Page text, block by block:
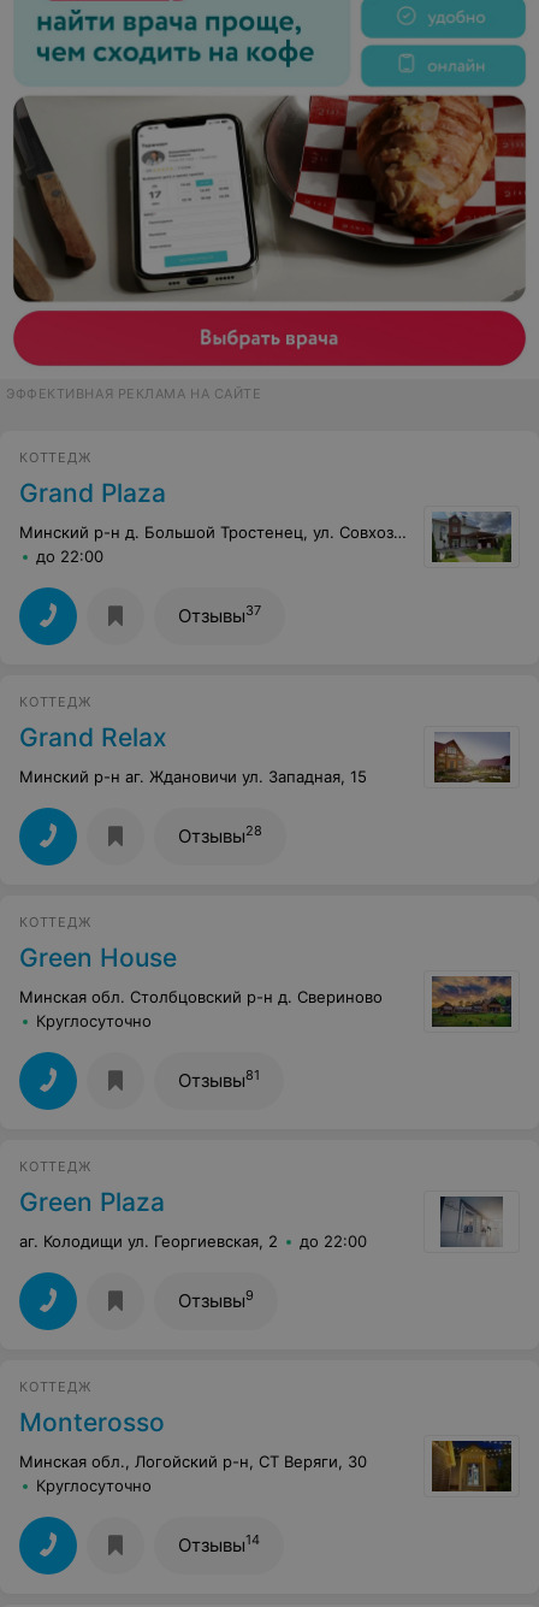
ЭФФЕКТИВНАЯ РЕКЛАМА НА САЙТЕ
КОТТЕДЖ
Grand Plaza
Минский р-н д. Большой Тростенец, ул. Совхозная, 63
до 22:00
Отзывы37
КОТТЕДЖ
Grand Relax
Минский р-н аг. Ждановичи ул. Западная, 15
Отзывы28
КОТТЕДЖ
Green House
Минская обл. Столбцовский р-н д. Свериново
Круглосуточно
Отзывы81
КОТТЕДЖ
Green Plaza
аг. Колодищи ул. Георгиевская, 2 до 22:00
Отзывы9
КОТТЕДЖ
Monterosso
Минская обл., Логойский р-н, СТ Веряги, 30
Круглосуточно
Отзывы14